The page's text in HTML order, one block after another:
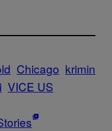
Chicago krimin
VICE US